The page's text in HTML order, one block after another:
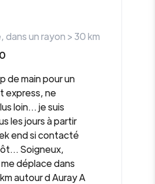
, dans un rayon >30km
0
de main pour un
express, ne
loin... je suis
les jours à partir
end si contacté
Soigneux,
déplace dans
autour d Auray A